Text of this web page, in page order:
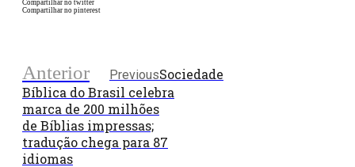
Compartilhar no twitter
Compartilhar no pinterest
Anterior PreviousSociedade
Bíblica do Brasil celebra
marca de 200 milhões
de Bíblias impressas;
tradução chega para 87
idiomas